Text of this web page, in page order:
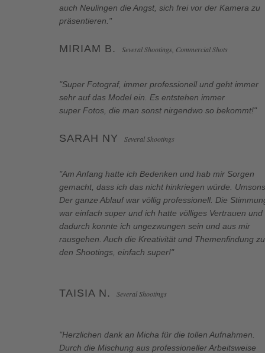
auch Neulingen die Angst, sich frei vor der Kamera zu
präsentieren."
MIRIAM B. Several Shootings, Commercial Shots
"Super Fotograf, immer professionell und geht immer
sehr auf das Model ein. Es entstehen immer
super Fotos, die man sonst nirgendwo so bekommt!"
SARAH NY Several Shootings
"Am Anfang hatte ich Bedenken und hab mir Sorgen
gemacht, dass ich das nicht hinkriegen würde.
Der ganze Ablauf war völlig professionell. Die
war einfach super und ich hatte völliges Vertrauen und
dadurch konnte ich ungezwungen sein und aus mir
rausgehen. Auch die Kreativität und Themenfindung zu
den Shootings, einfach super!"
TAISIA N. Several Shootings
"Herzlichen dank an Micha für die tollen Aufnahmen.
Durch die Mischung aus professioneller Arbeitsweise